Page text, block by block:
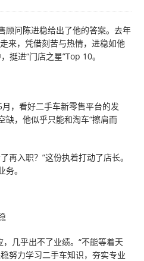
顾问陈进稳给出了他的答案。去年
来，凭借刻苦与热情，进稳如他
挺进“门店之星”Top 10。
，看好二手车新零售平台的发
缺，他似乎只能和淘车“擦肩而
再入职？”这份执着打动了店长。
。
几乎出不了业绩。“不能等着天
努力学习二手车知识，夯实专业